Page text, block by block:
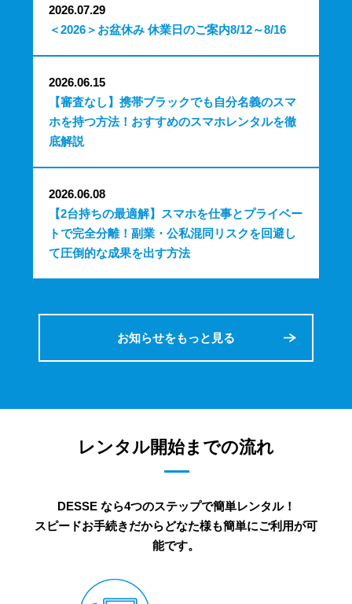
2026.07.29
＜2026＞お盆休み 休業日のご案内8/12～8/16
2026.06.15
【審査なし】携帯ブラックでも自分名義のスマ
ホを持つ方法！おすすめのスマホレンタルを徹
底解説
2026.06.08
【2台持ちの最適解】スマホを仕事とプライベー
トで完全分離！副業・公私混同リスクを回避し
て圧倒的な成果を出す方法
お知らせをもっと見る
レンタル開始までの流れ
DESSE なら4つのステップで簡単レンタル！
スピードお手続きだからどなた様も簡単にご利用が可
能です。